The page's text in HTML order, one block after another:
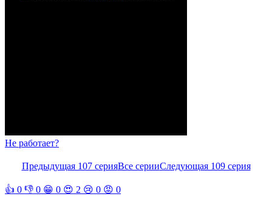
Не работает?
Предыдущая 107 серияВсе серииСледующая 109 серия
👍 0 👎 0 😁 0 😍 2 😢 0 😡 0